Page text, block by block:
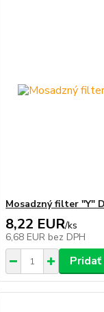
Mosadzný filter "Y"
8,22 EUR/ks
6,68 EUR bez DPH
Pridať